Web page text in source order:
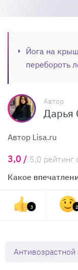
Йога на
перебороть
Автор
Дарья
Автор Lisa.ru
3,0 / 5,0 рейтинг
Какое
3 2